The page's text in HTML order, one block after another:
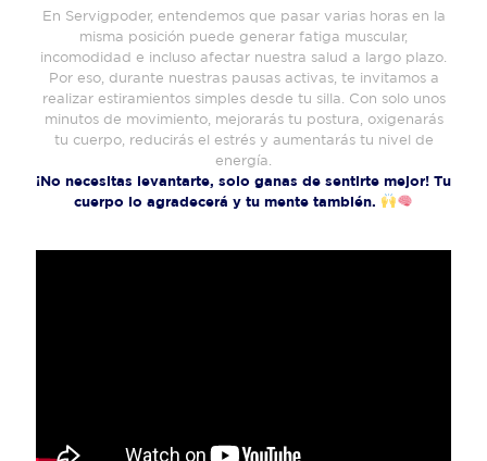
En Servigpoder, entendemos que pasar varias horas en la
misma posición puede generar fatiga muscular,
incomodidad e incluso afectar nuestra salud a largo plazo.
Por eso, durante nuestras pausas activas, te invitamos a
realizar estiramientos simples desde tu silla. Con solo unos
minutos de movimiento, mejorarás tu postura, oxigenarás
tu cuerpo, reducirás el estrés y aumentarás tu nivel de
energía.
¡No necesitas levantarte, solo ganas de sentirte mejor! Tu
cuerpo lo agradecerá y tu mente también.